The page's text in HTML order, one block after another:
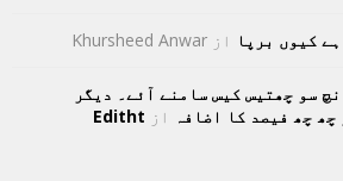
کیوں برپا از Khursheed Anwar
سو چھتیس کیس سامنے آئے۔ دیگر
چھ فیصد کا اضافہ از Editht